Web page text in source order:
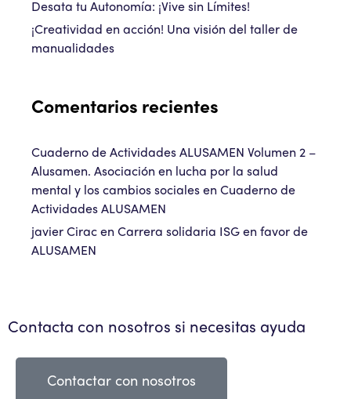
Desata tu Autonomía: ¡Vive sin Límites!
¡Creatividad en acción! Una visión del taller de
manualidades
Comentarios recientes
Cuaderno de Actividades ALUSAMEN Volumen 2 –
Alusamen. Asociación en lucha por la salud
mental y los cambios socialesen Cuaderno de
Actividades ALUSAMEN
javier Ciracen Carrera solidaria ISG en favor de
ALUSAMEN
Contacta con nosotros si necesitas ayuda
Contactar con nosotros